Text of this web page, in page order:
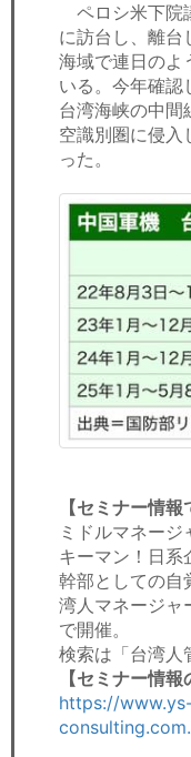
ペロシ米下院
に訪台し、離台
海域で連日のよ
いる。今年確認
台湾海峡の中間
空識別圏に侵入
った。
【セミナー情報
ミドルマネー
キーマン！日系
幹部としての自
湾人マネージャ
で開催。
検索は「台湾人
【セミナー情報
https://